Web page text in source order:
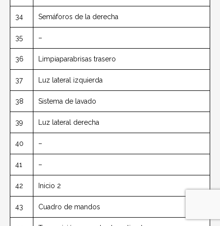
34 Semáforos de la derecha
35 –
36 Limpiaparabrisas trasero
37 Luz lateral izquierda
38 Sistema de lavado
39 Luz lateral derecha
40 –
41 –
42 Inicio 2
43 Cuadro de mandos